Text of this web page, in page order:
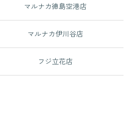
マルナカ徳島空港店
マルナカ伊川谷店
フジ立花店